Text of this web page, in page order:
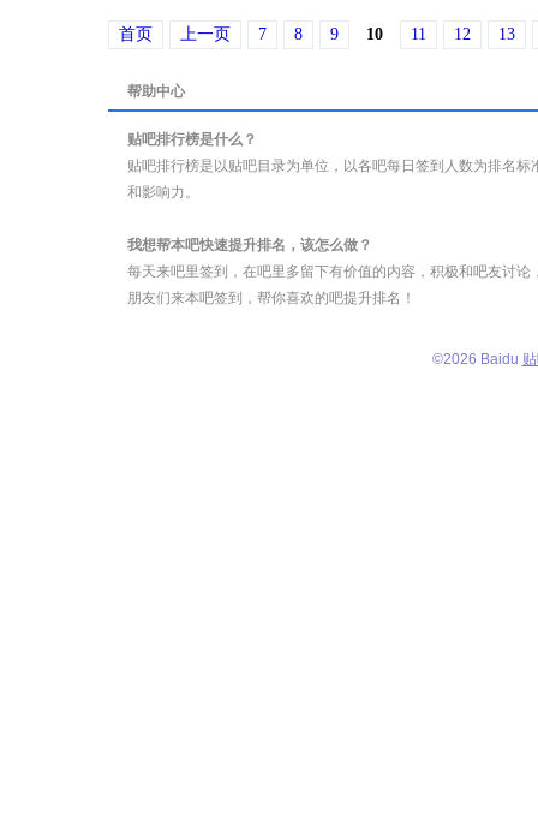
首页 上一页 7 8 9 10 11 12 13
帮助中心
贴吧排行榜是什么？
贴吧排行榜是以贴吧目录为单位，以各吧每日签到人数为排名
和影响力。
我想帮本吧快速提升排名，该怎么做？
每天来吧里签到，在吧里多留下有价值的内容，积极和吧友讨
朋友们来本吧签到，帮你喜欢的吧提升排名！
©2026 Baidu